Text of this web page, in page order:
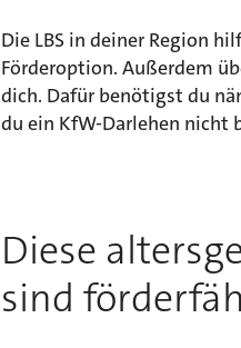
Die LBS in deiner Region
Förderoption. Außerdem
dich. Dafür benötigst du
du ein KfW-Darlehen nicht
Diese
sind